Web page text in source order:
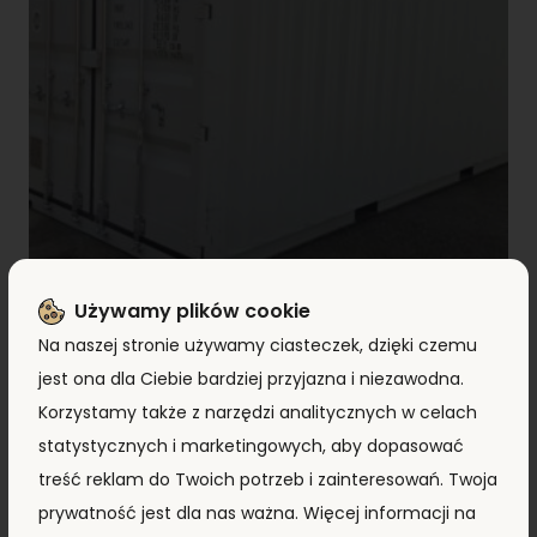
Kontener morski 6m (20’DC) DMRU2012371
7 390,00 zł+ VAT
7 890,00zł
ZOBACZ PRODUKT
Używamy plików cookie
Na naszej stronie używamy ciasteczek, dzięki czemu
jest ona dla Ciebie bardziej przyjazna i niezawodna.
Korzystamy także z narzędzi analitycznych w celach
statystycznych i marketingowych, aby dopasować
treść reklam do Twoich potrzeb i zainteresowań. Twoja
prywatność jest dla nas ważna. Więcej informacji na